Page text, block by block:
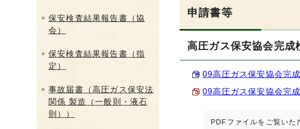
申請書等
高圧ガス保安協会完成
09高圧ガス保安協会完
09高圧ガス保安協会完
PDFファイルをご覧い
保安検査結果報告書（協
会）
保安検査結果報告書（指
定）
事故届書（高圧ガス保安法
関係 製造（一般則・液石
則））